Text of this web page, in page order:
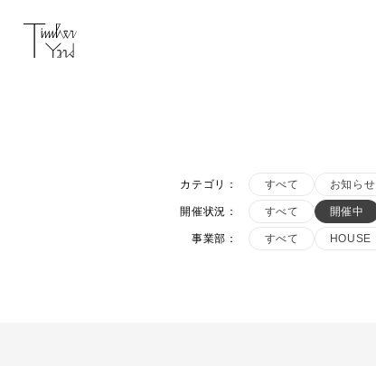
カテゴリ ： すべて お知らせ
開催状況 ： すべて 開催中
事業部 ： すべて HOUSE